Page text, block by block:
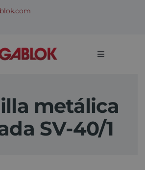
Toggle
metálica
SV-40/1